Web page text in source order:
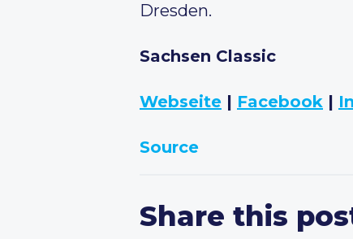
Dresden.
Sachsen Classic
Webseite | Facebook |
Source
Share this